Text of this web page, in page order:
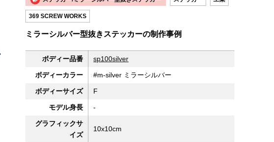
369 SCREW WORKS
ミラーシルバー型抜きステッカーの制作事例
ボディー品番 sp100silver
ボディーカラー #m-silver ミラーシルバー
ボディーサイズ F
モデル身長 -
グラフィックサ
イズ
10x10cm